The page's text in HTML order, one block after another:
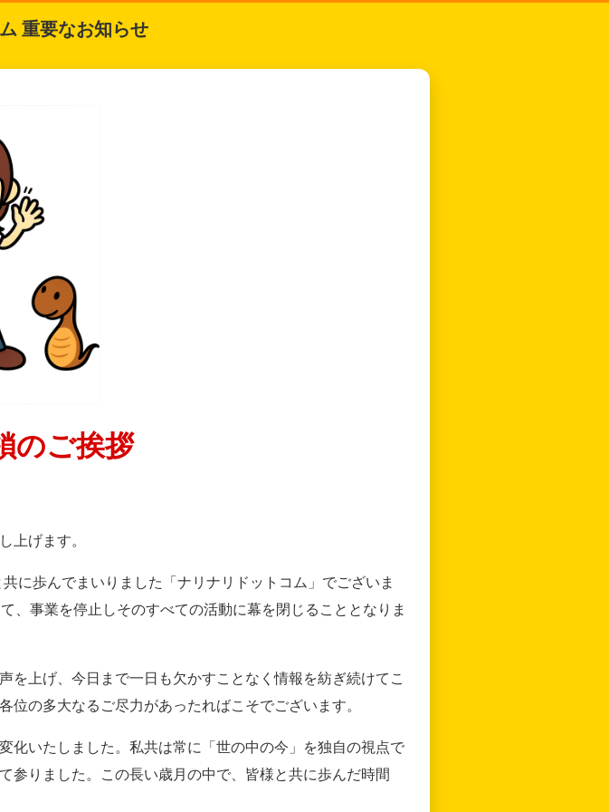
重要なお知らせ
のご挨拶
上げます。
に歩んでまいりました「ナリナリドットコム」でございま
事業を停止しそのすべての活動に幕を閉じることとなりま
を上げ、今日まで一日も欠かすことなく情報を紡ぎ続けてこ
の多大なるご尽力があったればこそでございます。
化いたしました。私共は常に「世の中の今」を独自の視点で
参りました。この長い歳月の中で、皆様と共に歩んだ時間